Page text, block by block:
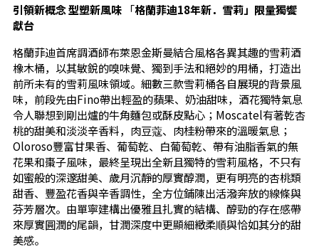
引領新概念型塑新風味 「格蘭菲迪18年新．雪莉」限量獨饗
獻台
格蘭菲迪首席調酒師布萊恩金斯曼結合風格各異其趣的雪莉酒
橡木桶，以其敏銳的嗅味覺、獨到手法和絕妙的用桶，打造出
前所未有的雪莉風味領域。細數三款雪莉桶各自展現的背景風
味，前段先由Fino帶出輕盈的蘋果、奶油甜味，酒花獨特氣息
令人聯想到剛出爐的牛角麵包或酥皮點心；Moscatel有著乾杏
桃的甜美和淡淡辛香料，肉豆蔻、肉桂粉帶來的溫暖氣息；
Oloroso豐富甘果香、葡萄乾、白葡萄乾、帶有油脂香氣的無
花果和棗子風味，最終呈現出全新且獨特的雪莉風格，不只有
如蜜般的深邃甜美、歲月沉靜的厚實醇潤，更有明亮的杏桃類
甜香、豐盈花香與辛香調性，全方位鋪陳出活潑奔放的線條與
芬芳層次。由單寧建構出優雅且扎實的結構、醇勁的存在感帶
來厚實圓潤的尾韻，甘潤深度中更顯細緻柔順與恰如其分的甜
美感。